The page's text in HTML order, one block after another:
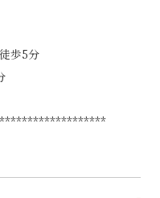
歩5分